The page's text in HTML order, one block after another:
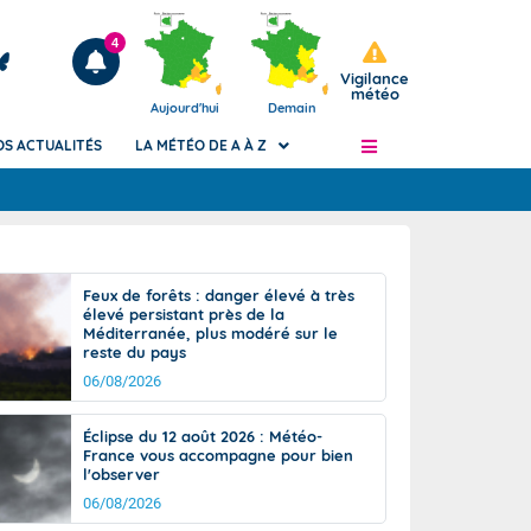
Articles
4
Aujourd'hui Demain
Vigilance
météo
de
Phénomènes dangereux de J+2 à J+7
Avertissement pluies intenses à l'échelle
des communes (Apic)
Bulletins Marine
d'avalanche
Météo des forêts
Vigicrues
ACTUALITÉS LA MÉTÉO DE A À Z
Feux de forêts : danger élevé à très
élevé persistant près de la
Méditerranée, plus modéré sur le
reste du pays
06/08/2026
Éclipse du 12 août 2026 : Météo-
France vous accompagne pour bien
l'observer
06/08/2026